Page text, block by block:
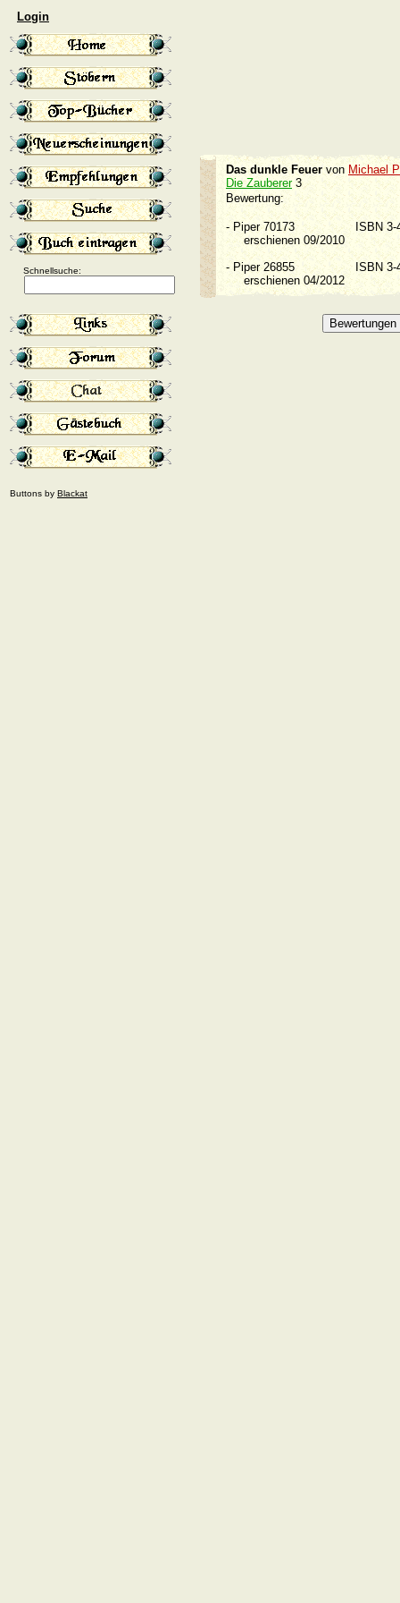
Login
Schnellsuche:
Buttons by Blackat
Das dunkle Feuer von Michael
Die Zauberer3
Bewertung:
- Piper 70173
ISBN
erschienen 09/2010
- Piper 26855
ISBN
erschienen 04/2012